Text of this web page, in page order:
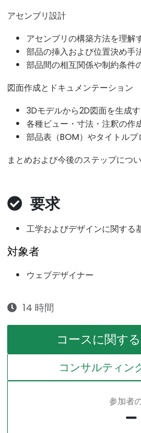
アセンブリ設計
アセンブリの構築方法を理解
部品の挿入および位置決め手
部品間の相互関係や制約条件
図面作成とドキュメンテーション
3Dモデルから2D図面を生成
各種ビュー・寸法・注釈の作
部品表（BOM）やタイトル
まとめおよび今後のステップにつ
要求
工学およびデザインに関する
対象者
ウェブデザイナー
14 時間
コースに関す
コンサルティン
参加者